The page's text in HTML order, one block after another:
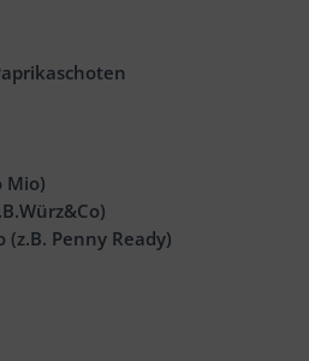
Mio)
Penny Ready)